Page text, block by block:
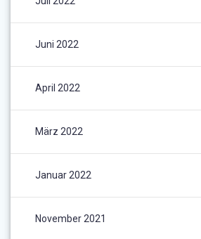
Juni 2022
April 2022
März 2022
Januar 2022
November 2021